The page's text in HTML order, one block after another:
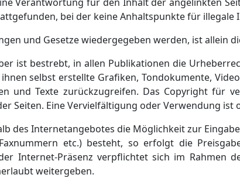
bei der keine Anhaltspunkte für illegale
und Gesetze wiedergegeben werden, ist allein
ist bestrebt, in allen Publikationen die
selbst erstellte Grafiken, Tondokumente,
und Texte zurückzugreifen. Das Copyright für
Seiten. Eine Vervielfältigung oder Verwendung
des Internetangebotes die Möglichkeit zur
etc.) besteht, so erfolgt die
Internet-Präsenz verpflichtet sich im Rahmen
weitergeben.